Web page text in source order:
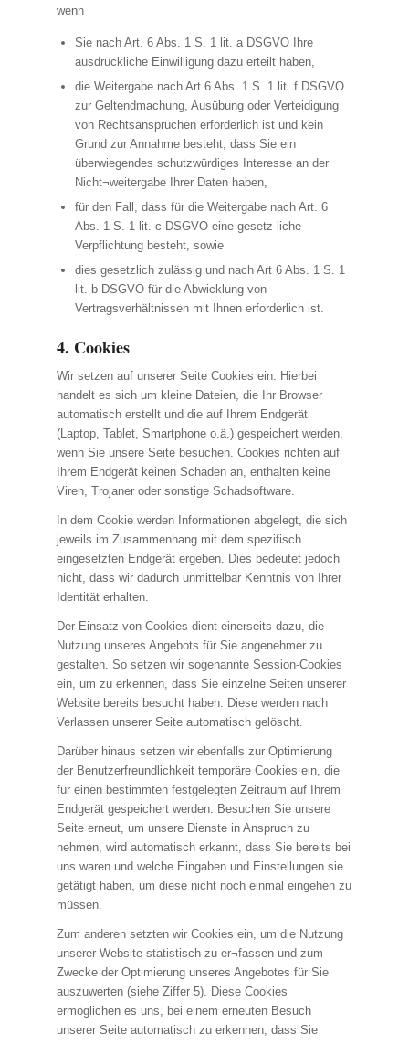
wenn
Sie nach Art. 6 Abs. 1 S. 1 lit. a DSGVO Ihre
ausdrückliche Einwilligung dazu erteilt haben,
die Weitergabe nach Art 6 Abs. 1 S. 1 lit. f DSGVO
zur Geltendmachung, Ausübung oder Verteidigung
von Rechtsansprüchen erforderlich ist und kein
Grund zur Annahme besteht, dass Sie ein
überwiegendes schutzwürdiges Interesse an der
Nicht¬weitergabe Ihrer Daten haben,
für den Fall, dass für die Weitergabe nach Art. 6
Abs. 1 S. 1 lit. c DSGVO eine gesetz-liche
Verpflichtung besteht, sowie
dies gesetzlich zulässig und nach Art 6 Abs. 1 S. 1
lit. b DSGVO für die Abwicklung von
Vertragsverhältnissen mit Ihnen erforderlich ist.
4. Cookies
Wir setzen auf unserer Seite Cookies ein. Hierbei
handelt es sich um kleine Dateien, die Ihr Browser
automatisch erstellt und die auf Ihrem Endgerät
(Laptop, Tablet, Smartphone o.ä.) gespeichert werden,
wenn Sie unsere Seite besuchen. Cookies richten auf
Ihrem Endgerät keinen Schaden an, enthalten keine
Viren, Trojaner oder sonstige Schadsoftware.
In dem Cookie werden Informationen abgelegt, die sich
jeweils im Zusammenhang mit dem spezifisch
eingesetzten Endgerät ergeben. Dies bedeutet jedoch
nicht, dass wir dadurch unmittelbar Kenntnis von Ihrer
Identität erhalten.
Der Einsatz von Cookies dient einerseits dazu, die
Nutzung unseres Angebots für Sie angenehmer zu
gestalten. So setzen wir sogenannte Session-Cookies
ein, um zu erkennen, dass Sie einzelne Seiten unserer
Website bereits besucht haben. Diese werden nach
Verlassen unserer Seite automatisch gelöscht.
Darüber hinaus setzen wir ebenfalls zur Optimierung
der Benutzerfreundlichkeit temporäre Cookies ein, die
für einen bestimmten festgelegten Zeitraum auf Ihrem
Endgerät gespeichert werden. Besuchen Sie unsere
Seite erneut, um unsere Dienste in Anspruch zu
nehmen, wird automatisch erkannt, dass Sie bereits bei
uns waren und welche Eingaben und Einstellungen sie
getätigt haben, um diese nicht noch einmal eingehen zu
müssen.
Zum anderen setzten wir Cookies ein, um die Nutzung
unserer Website statistisch zu er¬fassen und zum
Zwecke der Optimierung unseres Angebotes für Sie
auszuwerten (siehe Ziffer 5). Diese Cookies
ermöglichen es uns, bei einem erneuten Besuch
unserer Seite automatisch zu erkennen, dass Sie